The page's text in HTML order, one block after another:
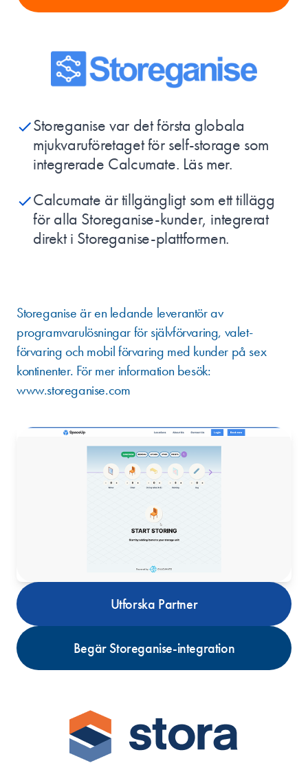
Storeganise var det första globala
mjukvaruföretaget för self-storage som
integrerade Calcumate. Läs mer.
Calcumate är tillgängligt som ett tillägg
för alla Storeganise-kunder, integrerat
direkt i Storeganise-plattformen.
Storeganise är en ledande leverantör av
programvarulösningar för självförvaring, valet-
förvaring och mobil förvaring med kunder på sex
kontinenter. För mer information besök:
www.storeganise.com
Utforska Partner
Begär Storeganise-integration